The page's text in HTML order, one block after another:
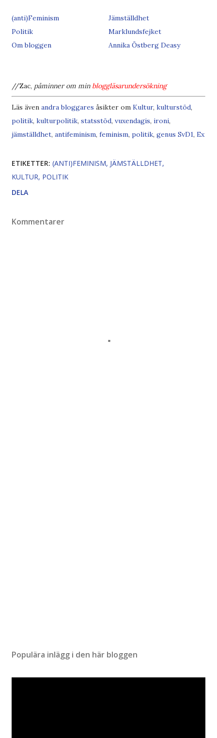
(anti)Feminism
Jämställdhet
Politik
Marklundsfejket
Om bloggen
Annika Östberg Deasy
//Zac, påminner om min bloggläsarundersökning
Läs även andra bloggares åsikter om Kultur, kulturstöd,
politik, kulturpolitik, statsstöd, vuxendagis, ironi,
jämställdhet, antifeminism, feminism, politik, genus SvD1, Ex
ETIKETTER: (ANTI)FEMINISM JÄMSTÄLLDHET
KULTUR POLITIK
DELA
Kommentarer
Populära inlägg i den här bloggen